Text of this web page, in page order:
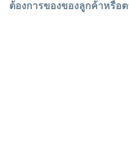
ต้องการของของลูกค้าหรือ